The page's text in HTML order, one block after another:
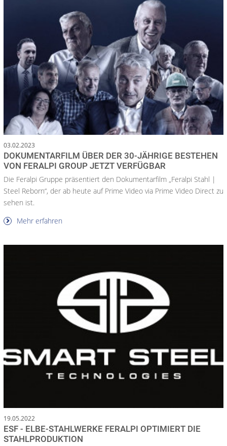
03.02.2023
DOKUMENTARFILM ÜBER DER 30-JÄHRIGE BESTEHEN
VON FERALPI GROUP JETZT VERFÜGBAR
Die Feralpi Gruppe präsentiert den Dokumentarfilm „Feralpi Stahl |
Steel Reborn“, der ab heute auf Prime Video via Prime Video Direct zu
sehen ist.
Mehr erfahren
19.05.2022
ESF - ELBE-STAHLWERKE FERALPI OPTIMIERT DIE
STAHLPRODUKTION